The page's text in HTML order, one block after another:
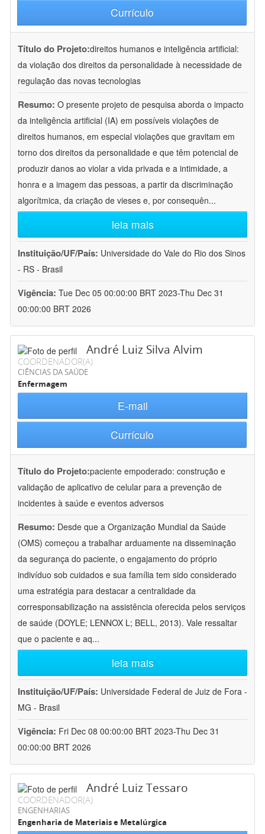
Currículo
Título do Projeto:direitos humanos e inteligência artificial:
da violação dos direitos da personalidade à necessidade de
regulação das novas tecnologias
Resumo: O presente projeto de pesquisa aborda o impacto
da inteligência artificial (IA) em possíveis violações de
direitos humanos, em especial violações que gravitam em
torno dos direitos da personalidade e que têm potencial de
produzir danos ao violar a vida privada e a intimidade, a
honra e a imagem das pessoas, a partir da discriminação
algorítmica, da criação de vieses e, por consequên...
leia mais
Instituição/UF/País: Universidade do Vale do Rio dos Sinos
- RS - Brasil
Vigência: Tue Dec 05 00:00:00 BRT 2023-Thu Dec 31
00:00:00 BRT 2026
André Luiz Silva Alvim
COORDENADOR(A)
CIÊNCIAS DA SAÚDE
Enfermagem
E-mail
Currículo
Título do Projeto:paciente empoderado: construção e
validação de aplicativo de celular para a prevenção de
incidentes à saúde e eventos adversos
Resumo: Desde que a Organização Mundial da Saúde
(OMS) começou a trabalhar arduamente na disseminação
da segurança do paciente, o engajamento do próprio
indivíduo sob cuidados e sua família tem sido considerado
uma estratégia para destacar a centralidade da
corresponsabilização na assistência oferecida pelos serviços
de saúde (DOYLE; LENNOX L; BELL, 2013). Vale ressaltar
que o paciente e aq...
leia mais
Instituição/UF/País: Universidade Federal de Juiz de Fora -
MG - Brasil
Vigência: Fri Dec 08 00:00:00 BRT 2023-Thu Dec 31
00:00:00 BRT 2026
André Luiz Tessaro
COORDENADOR(A)
ENGENHARIAS
Engenharia de Materiais e Metalúrgica